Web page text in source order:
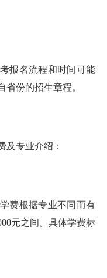
报名流程和时间可能
份的招生章程。
及专业介绍：
费根据专业不同而有
元之间。具体学费标